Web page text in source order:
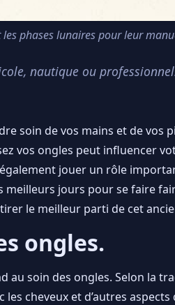
phases lunaires pour leur
nautique ou
soin de vos mains et de vos
vos ongles peut influencer
jouer un rôle
meilleurs jours pour se faire
le meilleur parti de cet
ongles.
au soin des ongles. Selon la
cheveux et d’autres